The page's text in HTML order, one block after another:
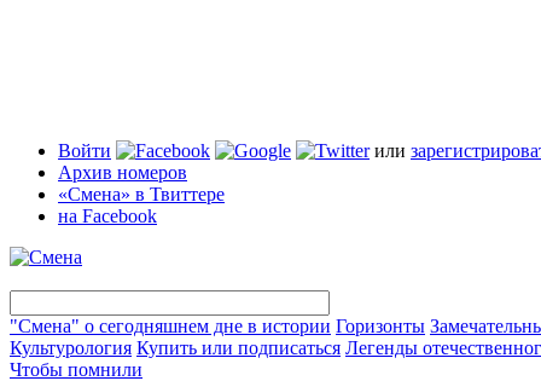
Войти или
Архив номеров
«Смена» в Твиттере
на Facebook
"Смена" о сегодняшнем дне в истории Горизонты
Культурология Купить или подписаться Легенды
Чтобы помнили